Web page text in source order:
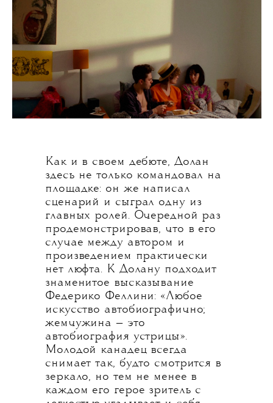
Как и в своем дебюте, Долан
здесь не только командовал на
площадке: он же написал
сценарий и сыграл одну из
главных ролей. Очередной раз
продемонстрировав, что в его
случае между автором и
произведением практически
нет люфта. К Долану подходит
знаменитое высказывание
Федерико Феллини: «Любое
искусство автобиографично;
жемчужина — это
автобиография устрицы».
Молодой канадец всегда
снимает так, будто смотрится в
зеркало, но тем не менее в
каждом его герое зритель с